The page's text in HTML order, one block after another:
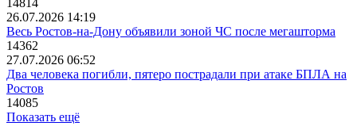
14814
26.07.2026 14:19
Весь Ростов-на-Дону объявили зоной ЧС после мегашторма
14362
27.07.2026 06:52
Два человека погибли, пятеро пострадали при атаке БПЛА на
Ростов
14085
Показать ещё